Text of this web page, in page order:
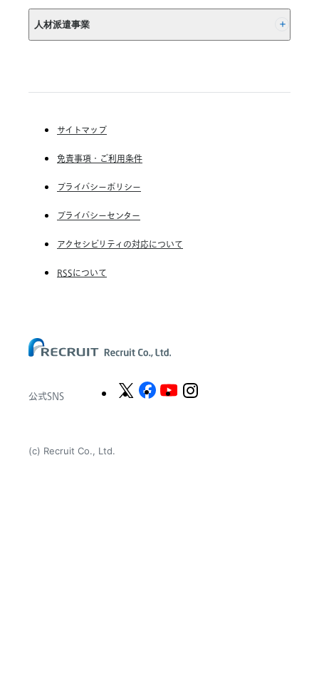
以
上
さ
(株) インディードリクルートパートナーズ
(株) インディードリクルートテクノロジーズ
人材派遣事業
RGF Staffing France SAS
RGF Staffing Germany GmbH
RGF Staffing the Netherlands B.V.
Unique NV
(c) Recruit Co., Ltd.
公式SNS
サイトマップ
免責事項・ご利用条件
プライバシーポリシー
プライバシーセンター
アクセシビリティの対応について
RSSについて